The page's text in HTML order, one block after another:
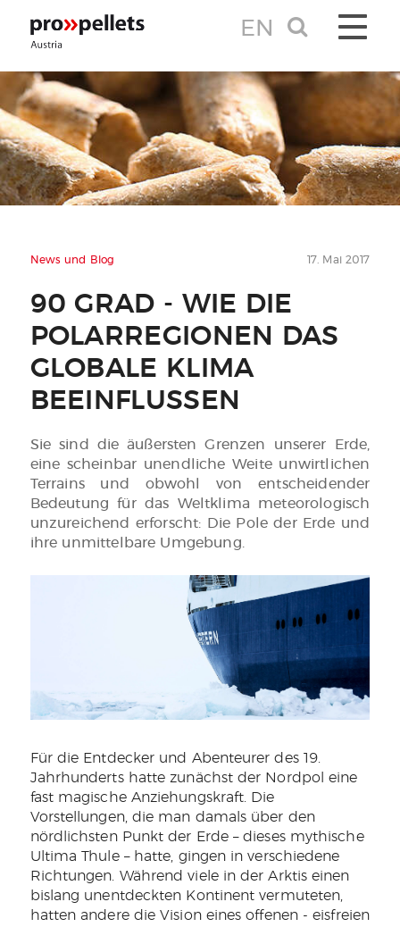
TOGGLE
EN
17. Mai 2017
News und Blog
90 GRAD - WIE DIE
POLARREGIONEN DAS
GLOBALE KLIMA
BEEINFLUSSEN
Sie sind die äußersten Grenzen unserer Erde,
eine scheinbar unendliche Weite unwirtlichen
Terrains und obwohl von entscheidender
Bedeutung für das Weltklima meteorologisch
unzureichend erforscht: Die Pole der Erde und
ihre unmittelbare Umgebung.
Für die Entdecker und Abenteurer des 19.
Jahrhunderts hatte zunächst der Nordpol eine
fast magische Anziehungskraft. Die
Vorstellungen, die man damals über den
nördlichsten Punkt der Erde – dieses mythische
Ultima Thule – hatte, gingen in verschiedene
Richtungen. Während viele in der Arktis einen
bislang unentdeckten Kontinent vermuteten,
hatten andere die Vision eines offenen - eisfreien